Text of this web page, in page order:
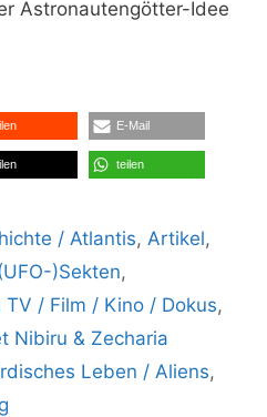
Astronautengötter-Idee
E-Mail
teilen
/ Atlantis,Artikel,
)Sekten,
/ Film / Kino / Dokus,
Nibiru & Zecharia
Leben / Aliens,